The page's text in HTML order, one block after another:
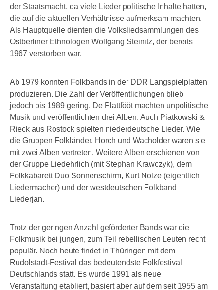
der Staatsmacht, da viele Lieder politische Inhalte hatten,
die auf die aktuellen Verhältnisse aufmerksam machten.
Als Hauptquelle dienten die Volksliedsammlungen des
Ostberliner Ethnologen Wolfgang Steinitz, der bereits
1967 verstorben war.
Ab 1979 konnten Folkbands in der DDR Langspielplatten
produzieren. Die Zahl der Veröffentlichungen blieb
jedoch bis 1989 gering. De Plattfööt machten unpolitische
Musik und veröffentlichten drei Alben. Auch Piatkowski &
Rieck aus Rostock spielten niederdeutsche Lieder. Wie
die Gruppen Folkländer, Horch und Wacholder waren sie
mit zwei Alben vertreten. Weitere Alben erschienen von
der Gruppe Liedehrlich (mit Stephan Krawczyk), dem
Folkkabarett Duo Sonnenschirm, Kurt Nolze (eigentlich
Liedermacher) und der westdeutschen Folkband
Liederjan.
Trotz der geringen Anzahl geförderter Bands war die
Folkmusik bei jungen, zum Teil rebellischen Leuten recht
populär. Noch heute findet in Thüringen mit dem
Rudolstadt-Festival das bedeutendste Folkfestival
Deutschlands statt. Es wurde 1991 als neue
Veranstaltung etabliert, basiert aber auf dem seit 1955 am